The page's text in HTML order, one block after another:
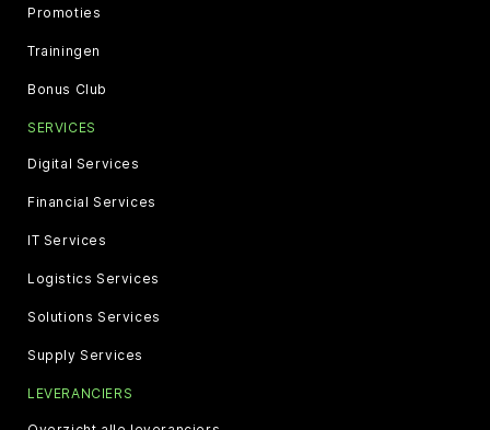
Promoties
Trainingen
Bonus Club
SERVICES
Digital Services
Financial Services
IT Services
Logistics Services
Solutions Services
Supply Services
LEVERANCIERS